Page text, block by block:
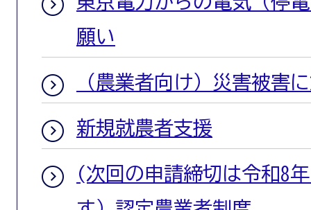
願い
（農業者向け）災害被害
新規就農者支援
(次回の申請締切は令和8